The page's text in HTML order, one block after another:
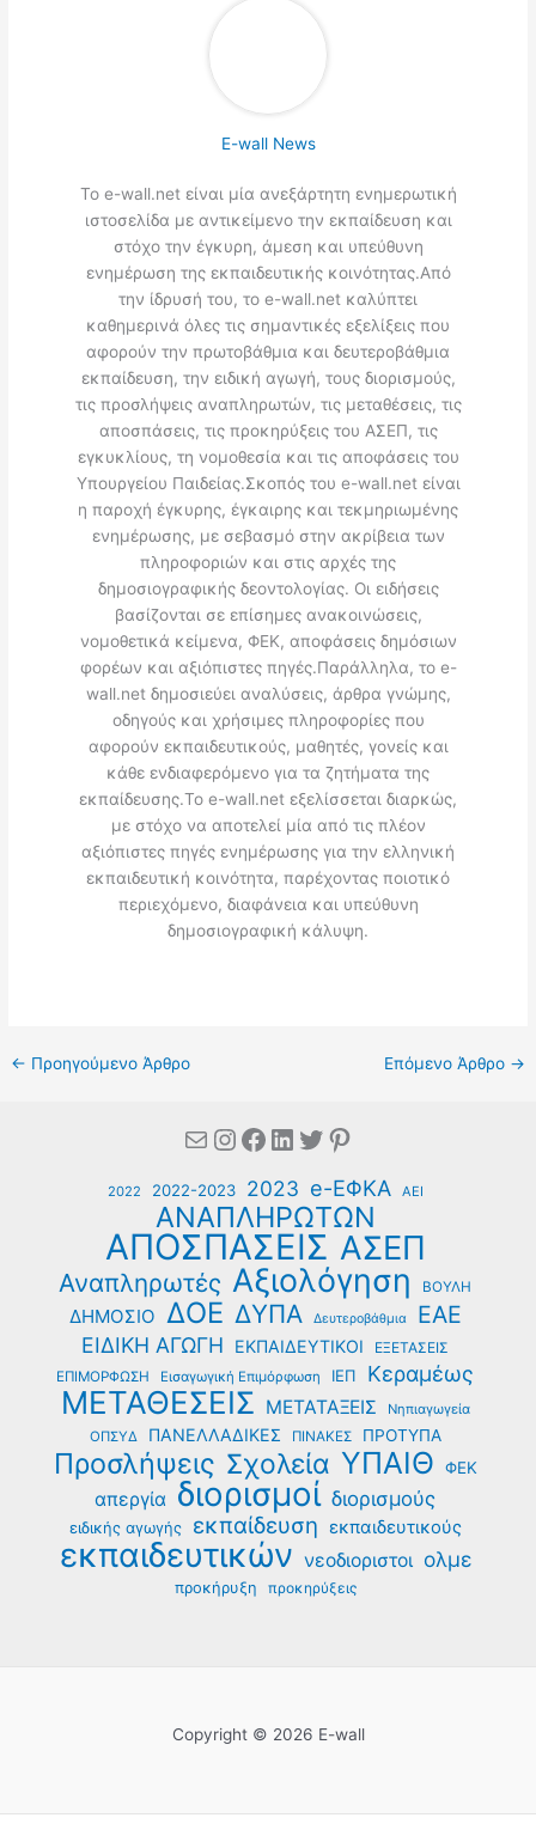
E-wall News
Το e-wall.net είναι μία ανεξάρτητη ενημερωτική
ιστοσελίδα με αντικείμενο την εκπαίδευση και
στόχο την έγκυρη, άμεση και υπεύθυνη
ενημέρωση της εκπαιδευτικής κοινότητας.Από
την ίδρυσή του, το e-wall.net καλύπτει
καθημερινά όλες τις σημαντικές εξελίξεις που
αφορούν την πρωτοβάθμια και δευτεροβάθμια
εκπαίδευση, την ειδική αγωγή, τους διορισμούς,
τις προσλήψεις αναπληρωτών, τις μεταθέσεις, τις
αποσπάσεις, τις προκηρύξεις του ΑΣΕΠ, τις
εγκυκλίους, τη νομοθεσία και τις αποφάσεις του
Υπουργείου Παιδείας.Σκοπός του e-wall.net είναι
η παροχή έγκυρης, έγκαιρης και τεκμηριωμένης
ενημέρωσης, με σεβασμό στην ακρίβεια των
πληροφοριών και στις αρχές της
δημοσιογραφικής δεοντολογίας. Οι ειδήσεις
βασίζονται σε επίσημες ανακοινώσεις,
νομοθετικά κείμενα, ΦΕΚ, αποφάσεις δημόσιων
φορέων και αξιόπιστες πηγές.Παράλληλα, το e-
wall.net δημοσιεύει αναλύσεις, άρθρα γνώμης,
οδηγούς και χρήσιμες πληροφορίες που
αφορούν εκπαιδευτικούς, μαθητές, γονείς και
κάθε ενδιαφερόμενο για τα ζητήματα της
εκπαίδευσης.Το e-wall.net εξελίσσεται διαρκώς,
με στόχο να αποτελεί μία από τις πλέον
αξιόπιστες πηγές ενημέρωσης για την ελληνική
εκπαιδευτική κοινότητα, παρέχοντας ποιοτικό
περιεχόμενο, διαφάνεια και υπεύθυνη
δημοσιογραφική κάλυψη.
← Προηγούμενο Άρθρο Επόμενο Άρθρο →
MailInstagram
Facebook
Linkedin
Twitter
Pinterest
2022 2022-2023 2023 e-ΕΦΚΑ ΑΕΙ
ΑΝΑΠΛΗΡΩΤΩΝ
ΑΠΟΣΠΑΣΕΙΣ ΑΣΕΠ
Αναπληρωτές Αξιολόγηση ΒΟΥΛΗ
ΔΗΜΟΣΙΟ ΔΟΕ ΔΥΠΑ Δευτεροβάθμια ΕΑΕ
ΕΙΔΙΚΗ ΑΓΩΓΗ ΕΚΠΑΙΔΕΥΤΙΚΟΙ ΕΞΕΤΑΣΕΙΣ
ΕΠΙΜΟΡΦΩΣΗ Εισαγωγική Επιμόρφωση ΙΕΠ Κεραμέως
ΜΕΤΑΘΕΣΕΙΣ ΜΕΤΑΤΑΞΕΙΣ
Νηπιαγωγεία
ΟΠΣΥΔ
ΠΑΝΕΛΛΑΔΙΚΕΣ ΠΙΝΑΚΕΣ ΠΡΟΤΥΠΑ
Προσλήψεις Σχολεία ΥΠΑΙΘ ΦΕΚ
απεργία διορισμοί διορισμούς
ειδικής αγωγής εκπαίδευση εκπαιδευτικούς
εκπαιδευτικών νεοδιοριστοι ολμε
προκήρυξη προκηρύξεις
Copyright © 2026 E-wall